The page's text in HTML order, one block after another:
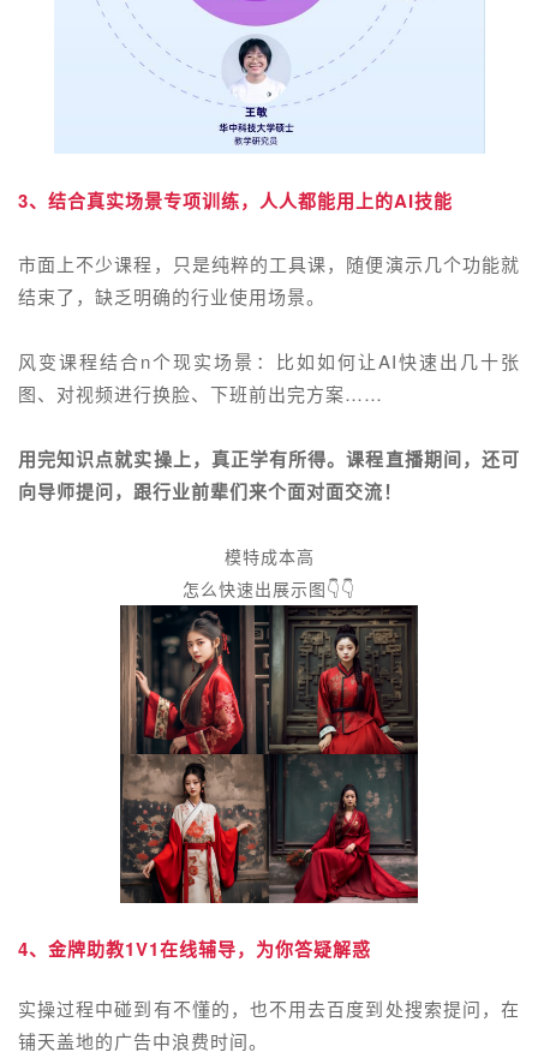
3、结合真实场景专项训练，人人都能用上的AI技能
市面上不少课程，只是纯粹的工具课，随便演示几个功能就
结束了，缺乏明确的行业使用场景。
风变课程结合n个现实场景：比如如何让AI快速出几十张
图、对视频进行换脸、下班前出完方案……
用完知识点就实操上，真正学有所得。课程直播期间，还可
向导师提问，跟行业前辈们来个面对面交流！
模特成本高
怎么快速出展示图👇👇
4、金牌助教1V1在线辅导，为你答疑解惑
实操过程中碰到有不懂的，也不用去百度到处搜索提问，在
铺天盖地的广告中浪费时间。